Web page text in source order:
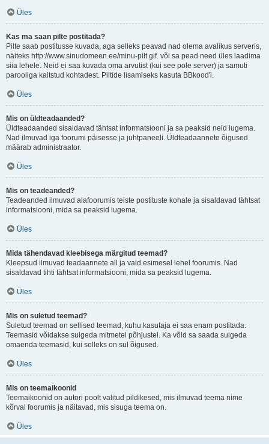
Üles
Kas ma saan pilte postitada?
Pilte saab postitusse kuvada, aga selleks peavad nad olema avalikus serveris,
näiteks http://www.sinudomeen.ee/minu-pilt.gif. või sa pead need üles laadima
siia lehele. Neid ei saa kuvada oma arvutist (kui see pole server) ja samuti
parooliga kaitstud kohtadest. Piltide lisamiseks kasuta BBkood'i.
Üles
Mis on üldteadaanded?
Üldteadaanded sisaldavad tähtsat informatsiooni ja sa peaksid neid lugema.
Nad ilmuvad iga foorumi päisesse ja juhtpaneeli. Üldteadaannete õigused
määrab administraator.
Üles
Mis on teadeanded?
Teadeanded ilmuvad alafoorumis teiste postituste kohale ja sisaldavad tähtsat
informatsiooni, mida sa peaksid lugema.
Üles
Mida tähendavad kleebisega märgitud teemad?
Kleepsud ilmuvad teadaannete all ja vaid esimesel lehel foorumis. Nad
sisaldavad tihti tähtsat informatsiooni, mida sa peaksid lugema.
Üles
Mis on suletud teemad?
Suletud teemad on sellised teemad, kuhu kasutaja ei saa enam postitada.
Teemasid võidakse sulgeda mitmetel põhjustel. Ka võid sa saada sulgeda
omaenda teemasid, kui selleks on sul õigused.
Üles
Mis on teemaikoonid
Teemaikoonid on autori poolt valitud pildikesed, mis ilmuvad teema nime
kõrval foorumis ja näitavad, mis sisuga teema on.
Üles